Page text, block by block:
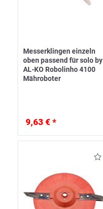
Messerklingen einzeln
oben passend für solo by
AL-KO Robolinho 4100
Mähroboter
9,63 € *